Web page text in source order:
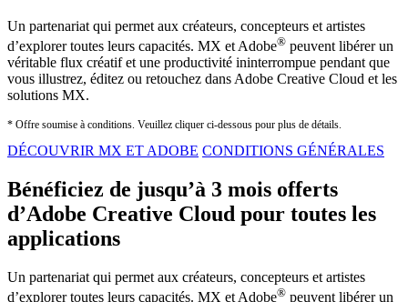
Un partenariat qui permet aux créateurs, concepteurs et artistes
d’explorer toutes leurs capacités. MX et Adobe® peuvent libérer un
véritable flux créatif et une productivité ininterrompue pendant que
vous illustrez, éditez ou retouchez dans Adobe Creative Cloud et les
solutions MX.
* Offre soumise à conditions. Veuillez cliquer ci-dessous pour plus de détails.
DÉCOUVRIR MX ET ADOBE CONDITIONS GÉNÉRALES
Bénéficiez de jusqu’à 3 mois offerts
d’Adobe Creative Cloud pour toutes les
applications
Un partenariat qui permet aux créateurs, concepteurs et artistes
d’explorer toutes leurs capacités. MX et Adobe® peuvent libérer un